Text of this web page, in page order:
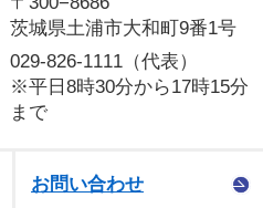
茨城県土浦市大和町9番1号
029-826-1111（代表）
※平日8時30分から17時15分
まで
お問い合わせ